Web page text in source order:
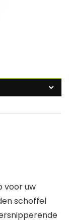
voor uw
schoffel